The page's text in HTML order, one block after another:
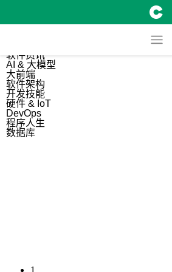
软件资讯
AI & 大模型
大前端
软件架构
开发技能
硬件 & IoT
DevOps
程序人生
数据库
1